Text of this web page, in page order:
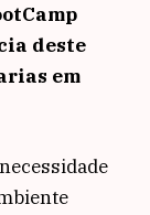
deste
em